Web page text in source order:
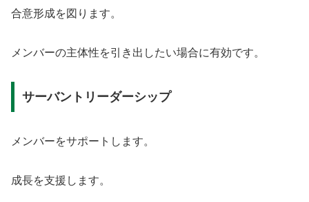
合意形成を図ります。
メンバーの主体性を引き出したい場合に有効です。
サーバントリーダーシップ
メンバーをサポートします。
成長を支援します。